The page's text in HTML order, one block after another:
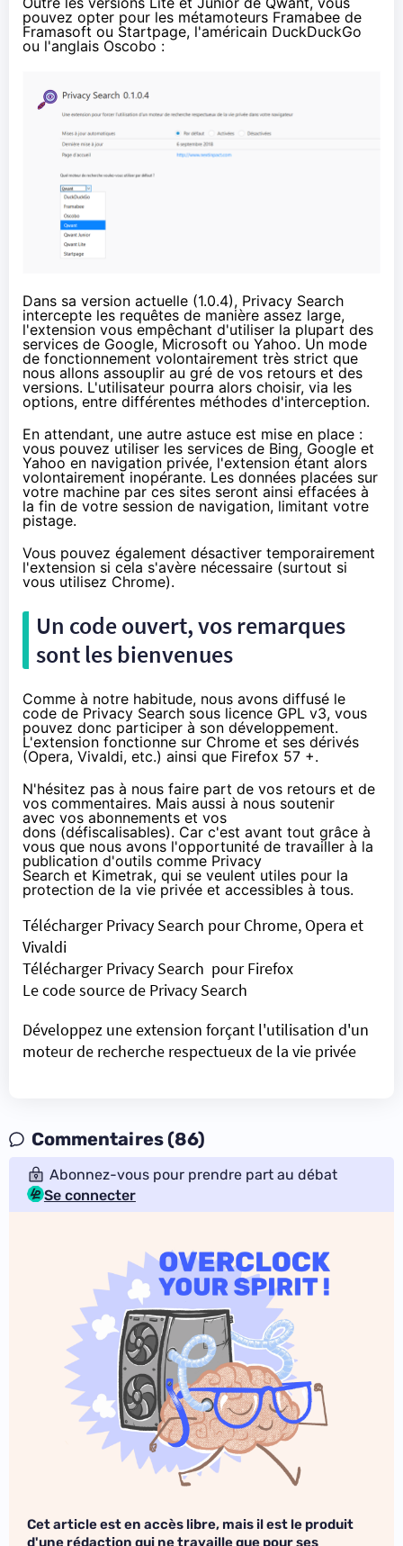
pouvez opter pour les métamoteurs Framabee de
Framasoft ou Startpage, l'américain DuckDuckGo
ou l'anglais Oscobo :
Dans sa version actuelle (1.0.4), Privacy Search
intercepte les requêtes de manière assez large,
l'extension vous empêchant d'utiliser la plupart des
services de Google, Microsoft ou Yahoo. Un mode
de fonctionnement volontairement très strict que
nous allons assouplir au gré de vos retours et des
versions. L'utilisateur pourra alors choisir, via les
options, entre différentes méthodes d'interception.
En attendant, une autre astuce est mise en place :
vous pouvez utiliser les services de Bing, Google et
Yahoo en navigation privée, l'extension étant alors
volontairement inopérante. Les données placées sur
votre machine par ces sites seront ainsi effacées à
la fin de votre session de navigation, limitant votre
pistage.
Vous pouvez également désactiver temporairement
l'extension si cela s'avère nécessaire (surtout si
vous utilisez Chrome).
Un code ouvert, vos remarques
sont les bienvenues
Comme à notre habitude, nous avons diffusé le
code de Privacy Search sous licence GPL v3, vous
pouvez donc participer à son développement.
L'extension fonctionne sur Chrome et ses dérivés
(Opera, Vivaldi, etc.) ainsi que Firefox 57 +.
N'hésitez pas à nous faire part de vos retours et de
vos commentaires. Mais aussi à nous soutenir
avec vos abonnements et vos
dons (défiscalisables). Car c'est avant tout grâce à
vous que nous avons l'opportunité de travailler à la
publication d'outils comme Privacy
Search et Kimetrak, qui se veulent utiles pour la
protection de la vie privée et accessibles à tous.
Télécharger Privacy Search pour Chrome, Opera et
Vivaldi
Télécharger Privacy Search pour Firefox
Le code source de Privacy Search
Développez une extension forçant l'utilisation d'un
moteur de recherche respectueux de la vie privée
Commentaires (86)
Abonnez-vous pour prendre part au débat
Se connecter
Cet article est en accès libre, mais il est le produit
d'une rédaction qui ne travaille que pour ses